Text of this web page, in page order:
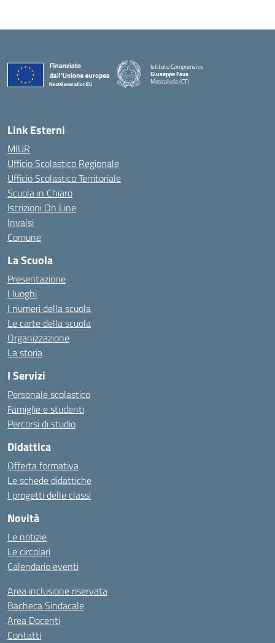
Istituto Comprensivo
Giuseppe Fava
Mascalucia (CT)
Link Esterni
MIUR
Ufficio Scolastico Regionale
Ufficio Scolastico Territoriale
Scuola in Chiaro
Iscrizioni On Line
Invalsi
Comune
La Scuola
Presentazione
I luoghi
I numeri della scuola
Le carte della scuola
Organizzazione
La storia
I Servizi
Personale scolastico
Famiglie e studenti
Percorsi di studio
Didattica
Offerta formativa
Le schede didattiche
I progetti delle classi
Novità
Le notizie
Le circolari
Calendario eventi
Area inclusione riservata
Bacheca Sindacale
Area Docenti
Contatti